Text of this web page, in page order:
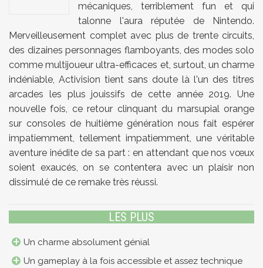
mécaniques, terriblement fun et qui
talonne l'aura réputée de Nintendo.
Merveilleusement complet avec plus de trente circuits,
des dizaines personnages flamboyants, des modes solo
comme multijoueur ultra-efficaces et, surtout, un charme
indéniable, Activision tient sans doute là l'un des titres
arcades les plus jouissifs de cette année 2019. Une
nouvelle fois, ce retour clinquant du marsupial orange
sur consoles de huitième génération nous fait espérer
impatiemment, tellement impatiemment, une véritable
aventure inédite de sa part : en attendant que nos vœux
soient exaucés, on se contentera avec un plaisir non
dissimulé de ce remake très réussi.
LES PLUS
Un charme absolument génial
Un gameplay à la fois accessible et assez technique